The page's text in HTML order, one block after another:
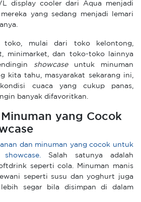
display cooler dari Aqua menjadi
yang sedang menjadi lemari
toko, mulai dari toko kelontong,
minimarket, dan toko-toko lainnya
showcaseuntuk minuman
kita tahu, masyarakat sekarang ini,
cuaca yang cukup panas,
banyak difavoritkan.
yang Cocok
dan minuman yang cocok untuk
Salah satunya adalah
seperti cola. Minuman manis
seperti susu dan yoghurt juga
segar bila disimpan di dalam